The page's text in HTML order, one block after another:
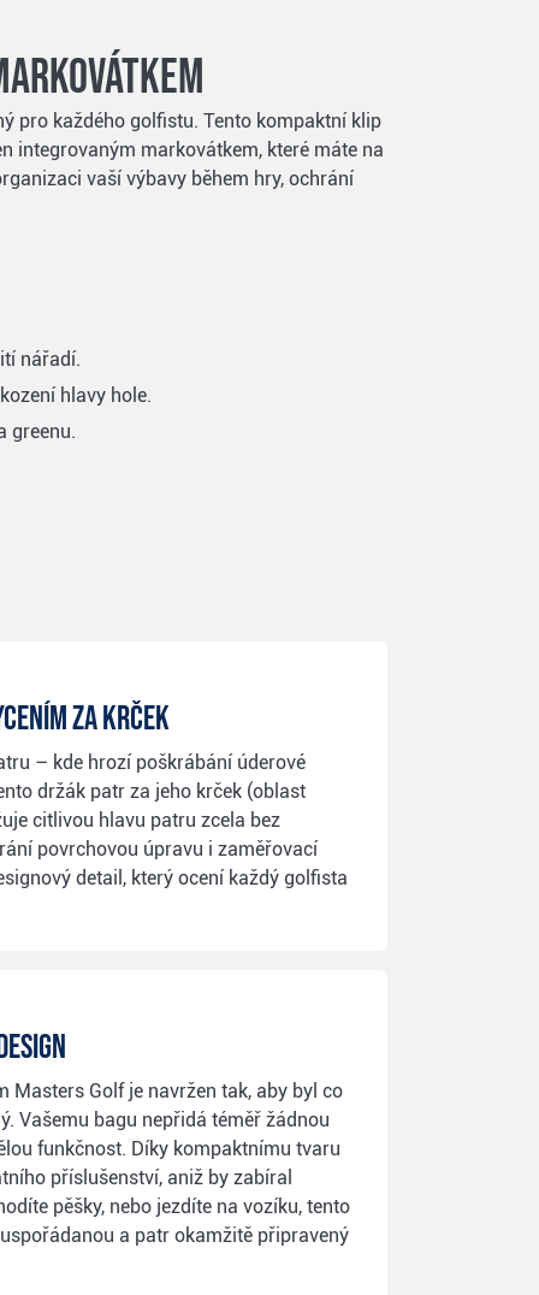
pro každého golfistu. Tento kompaktní klip
integrovaným markovátkem, které máte na
vaší výbavy během hry, ochrání
nářadí.
hlavy hole.
greenu.
za krček
– kde hrozí poškrábání úderové
držák patr za jeho krček (oblast
citlivou hlavu patru zcela bez
povrchovou úpravu i zaměřovací
detail, který ocení každý golfista
Masters Golf je navržen tak, aby byl co
Vašemu bagu nepřidá téměř žádnou
funkčnost. Díky kompaktnímu tvaru
příslušenství, aniž by zabíral
pěšky, nebo jezdíte na vozíku, tento
a patr okamžitě připravený